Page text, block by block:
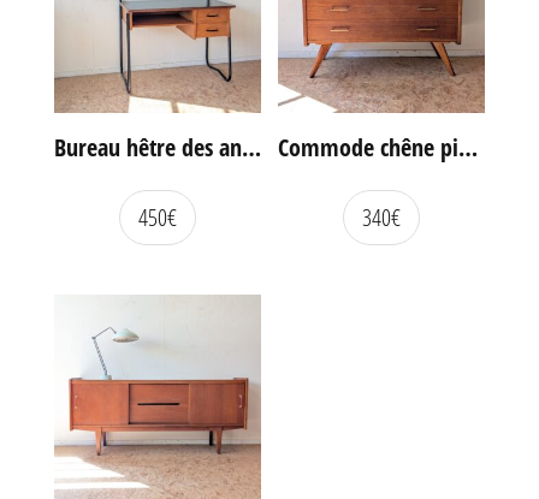
Bureau hêtre des années 60
450€
Commode chêne pieds compas vintage
340€